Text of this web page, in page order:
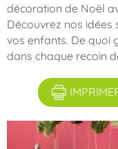
décoration de Noël
Découvrez nos
vos enfants. De quoi
dans chaque recoin